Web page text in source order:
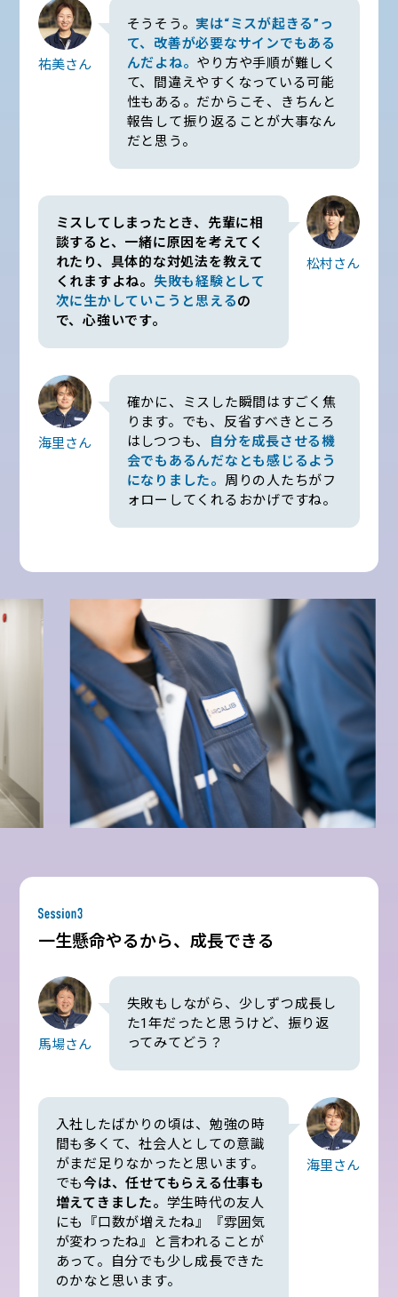
祐美さん
そうそう。 実は“ミスが起きる”っ
て、改善が必要なサインでもある
んだよね。 やり方や手順が難しく
て、間違えやすくなっている可能
性もある。だからこそ、きちんと
報告して振り返ることが大事なん
だと思う。
ミスしてしまったとき、先輩に相
談すると、一緒に原因を考えてく
れたり、具体的な対処法を教えて
くれますよね。 失敗も経験として
次に生かしていこうと思えるの
で、心強いです。
松村さん
海里さん
確かに、ミスした瞬間はすごく焦
ります。でも、反省すべきところ
はしつつも、
自分を成長させる機
会でもあるんだなとも感じるよう
になりました。 周りの人たちがフ
ォローしてくれるおかげですね。
一生懸命やるから、成長できる
馬場さん
失敗もしながら、少しずつ成長し
た1年だったと思うけど、振り返
ってみてどう？
入社したばかりの頃は、勉強の時
間も多くて、社会人としての意識
がまだ足りなかったと思います。
でも今は、任せてもらえる仕事も
増えてきました。 学生時代の友人
にも『口数が増えたね』『雰囲気
が変わったね』と言われることが
あって。自分でも少し成長できた
のかなと思います。
海里さん